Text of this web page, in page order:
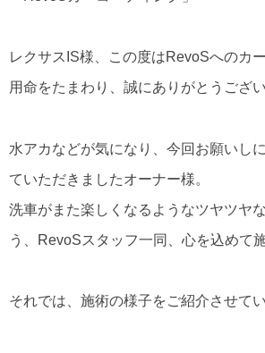
レクサスIS様、この度はRevoSへのカ
用命をたまわり、誠にありがとうござい
水アカなどが気になり、今回お願いし
ていただきましたオーナー様。
洗車がまた楽しくなるようなツヤツヤ
う、RevoSスタッフ一同、心を込めて
それでは、施術の様子をご紹介させて